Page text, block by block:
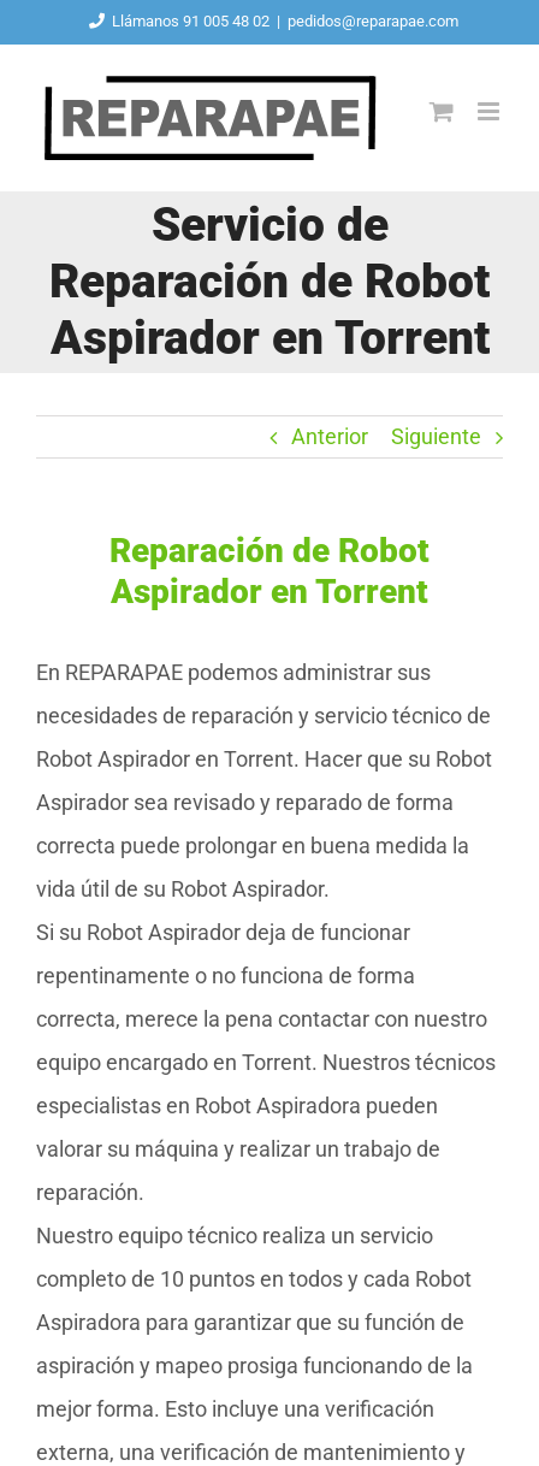
contenido
Llámanos 91 005 48 02 | pedidos@reparapae.com
Servicio de
Reparación de Robot
Aspirador en Torrent
Anterior Siguiente
Reparación de Robot
Aspirador en Torrent
En REPARAPAE podemos administrar sus
necesidades de reparación y servicio técnico de
Robot Aspirador en Torrent. Hacer que su Robot
Aspirador sea revisado y reparado de forma
correcta puede prolongar en buena medida la
vida útil de su Robot Aspirador.
Si su Robot Aspirador deja de funcionar
repentinamente o no funciona de forma
correcta, merece la pena contactar con nuestro
equipo encargado en Torrent. Nuestros técnicos
especialistas en Robot Aspiradora pueden
valorar su máquina y realizar un trabajo de
reparación.
Nuestro equipo técnico realiza un servicio
completo de 10 puntos en todos y cada Robot
Aspiradora para garantizar que su función de
aspiración y mapeo prosiga funcionando de la
mejor forma. Esto incluye una verificación
externa, una verificación de mantenimiento y